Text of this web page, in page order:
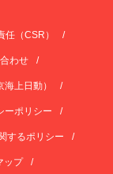
任（CSR）
わせ
上日動）
ーポリシー
するポリシー
ップ